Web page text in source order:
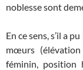
noblesse sont
En ce sens, s’il a
mœurs
féminin, position